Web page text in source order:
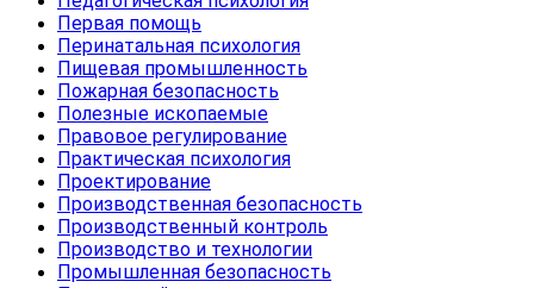
Первая помощь
Перинатальная психология
Пищевая промышленность
Пожарная безопасность
Полезные ископаемые
Правовое регулирование
Практическая психология
Проектирование
Производственная безопасность
Производственный контроль
Производство и технологии
Промышленная безопасность